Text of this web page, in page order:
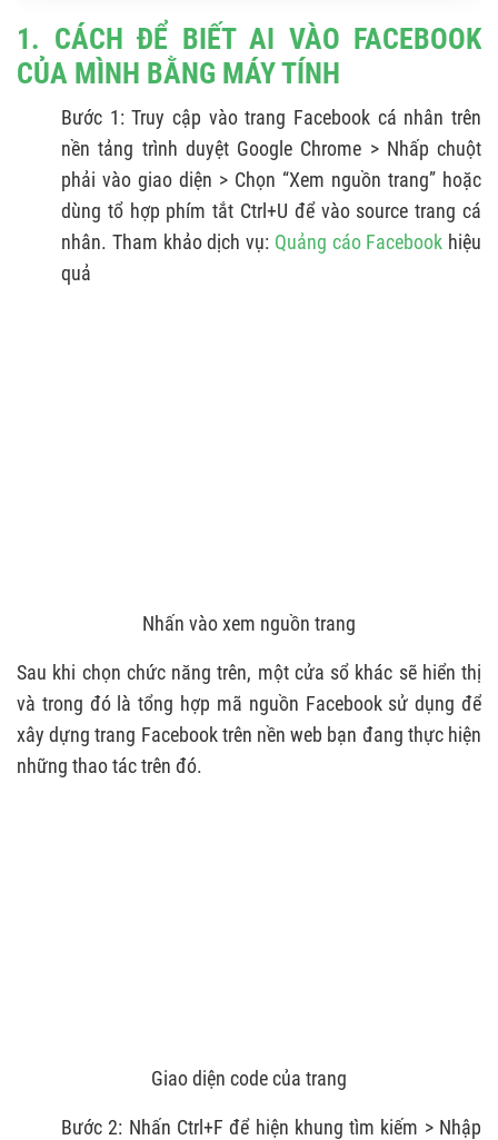
5. CÁCH CHẶN NGƯỜI KHÁC XEM TRANG CÁ
NHÂN CỦA MÌNH
5.1. Chặn trực tiếp một người trên Facebook
5.2. Giới hạn người xem bài viết
5.3. Khóa trang cá nhân (Lock Profile)
5.4. Cài đặt quyền riêng tư nâng cao
1. CÁCH ĐỂ BIẾT AI VÀO FACEBOOK
CỦA MÌNH BẰNG MÁY TÍNH
Bước 1: Truy cập vào trang Facebook cá nhân trên
nền tảng trình duyệt Google Chrome > Nhấp chuột
phải vào giao diện > Chọn “Xem nguồn trang” hoặc
dùng tổ hợp phím tắt Ctrl+U để vào source trang cá
nhân. Tham khảo dịch vụ: Quảng cáo Facebook hiệu
quả
Nhấn vào xem nguồn trang
Sau khi chọn chức năng trên, một cửa sổ khác sẽ hiển thị
và trong đó là tổng hợp mã nguồn Facebook sử dụng để
xây dựng trang Facebook trên nền web bạn đang thực hiện
những thao tác trên đó.
Giao diện code của trang
Bước 2: Nhấn Ctrl+F để hiện khung tìm kiếm > Nhập